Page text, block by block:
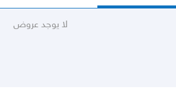
لا يوجد عروض